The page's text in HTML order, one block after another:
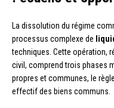
La dissolution du régime
processus complexe de
techniques. Cette opération,
civil, comprend trois phases
propres et communes, le
effectif des biens communs.